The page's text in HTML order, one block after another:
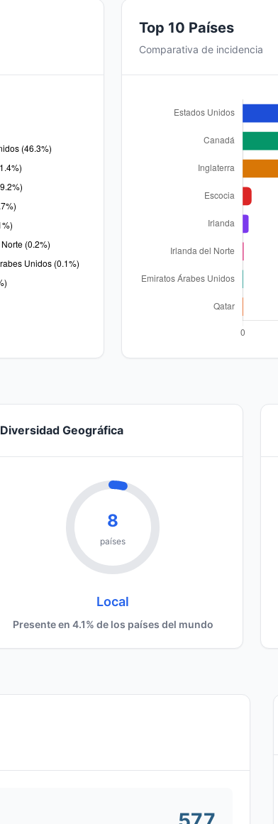
Top 10 Países
Comparativa de incidencia
Diversidad Geográfica
8
países
Local
Presente en 4.1% de los países del mundo